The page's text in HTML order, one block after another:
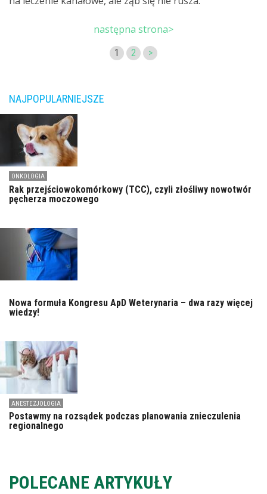
następna strona>
1 2 >
NAJPOPULARNIEJSZE
ONKOLOGIA
Rak przejściowokomórkowy (TCC), czyli złośliwy nowotwór
pęcherza moczowego
Nowa formuła Kongresu ApD Weterynaria – dwa razy więcej
wiedzy!
ANESTEZJOLOGIA
Postawmy na rozsądek podczas planowania znieczulenia
regionalnego
POLECANE ARTYKUŁY